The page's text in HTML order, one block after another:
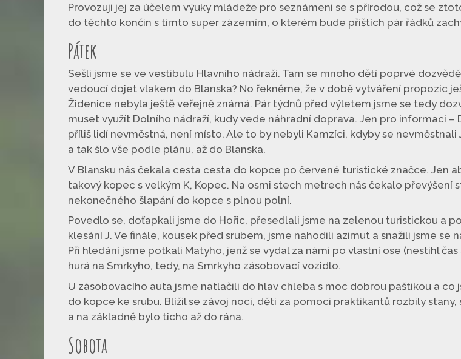
Provozují jej za účelem výuky mládeže pro seznámení se s přírodou, což se
do těchto končin s tímto super zázemím, o kterém bude příštích pár řádků
Pátek
Sešli jsme se ve vestibulu Hlavního nádraží. Tam se mnoho dětí poprvé
vedoucí dojet vlakem do Blanska? No řekněme, že v době vytváření propozic
Židenice nebyla ještě veřejně známá. Pár týdnů před výletem jsme se tedy
muset využít Dolního nádraží, kudy vede náhradní doprava. Jen pro informaci –
příliš lidí nevměstná, není místo. Ale to by nebyli Kamzíci, kdyby se
a tak šlo vše podle plánu, až do Blanska.
V Blansku nás čekala cesta cesta do kopce po červené turistické značce. Jen
takový kopec s velkým K, Kopec. Na osmi stech metrech nás čekalo
nekonečného šlapání do kopce s plnou polní.
Povedlo se, doťapkali jsme do Hořic, přesedlali jsme na zelenou turistickou a
klesání J. Ve finále, kousek před srubem, jsme nahodili azimut a snažili jsme
Při hledání jsme potkali Matyho, jenž se vydal za námi po vlastní ose (nestihl
hurá na Smrkyho, tedy, na Smrkyho zásobovací vozidlo.
U zásobovacího auta jsme natlačili do hlav chleba s moc dobrou paštikou a co
do kopce ke srubu. Blížil se závoj noci, děti za pomoci praktikantů rozbily
a na základně bylo ticho až do rána.
Sobota